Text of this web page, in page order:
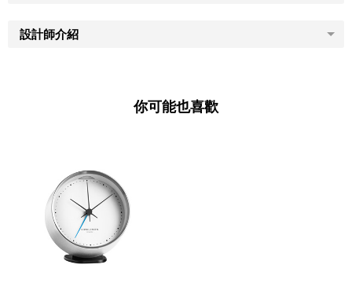
設計師介紹
你可能也喜歡